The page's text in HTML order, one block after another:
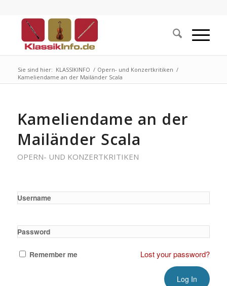
Sie sind hier: KLASSIKINFO / Opern- und Konzertkritiken /
Kameliendame an der Mailänder Scala
Kameliendame an der
Mailänder Scala
OPERN- UND KONZERTKRITIKEN
Username
Password
Remember me Lost your password?